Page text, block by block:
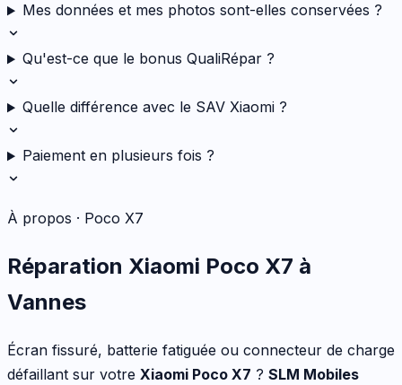
Mes données et mes photos sont-elles conservées ?
Qu'est-ce que le bonus QualiRépar ?
Quelle différence avec le SAV Xiaomi ?
Paiement en plusieurs fois ?
À propos · Poco X7
Réparation Xiaomi Poco X7 à
Vannes
Écran fissuré, batterie fatiguée ou connecteur de charge
défaillant sur votre Xiaomi Poco X7 ? SLM Mobiles